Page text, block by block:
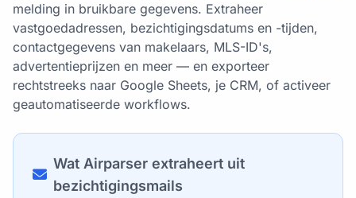
melding in bruikbare gegevens. Extraheer
vastgoedadressen, bezichtigingsdatums en -tijden,
contactgegevens van makelaars, MLS-ID's,
advertentieprijzen en meer — en exporteer
rechtstreeks naar Google Sheets, je CRM, of activeer
geautomatiseerde workflows.
Wat Airparser extraheert uit
bezichtigingsmails